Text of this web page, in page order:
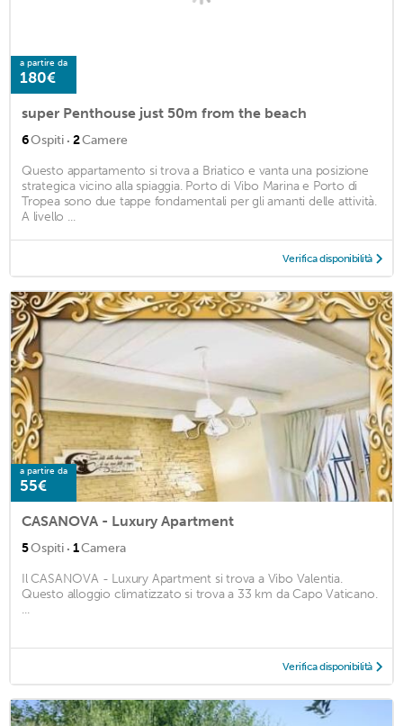
a partire da
180€
super Penthouse just 50m from the beach
6Ospiti · 2Camere
Questo appartamento si trova a Briatico e vanta una posizione
strategica vicino alla spiaggia. Porto di Vibo Marina e Porto di
Tropea sono due tappe fondamentali per gli amanti delle attività.
A livello ...
Verifica disponibilità
a partire da
55€
CASANOVA - Luxury Apartment
5Ospiti · 1Camera
Il CASANOVA - Luxury Apartment si trova a Vibo Valentia.
Questo alloggio climatizzato si trova a 33 km da Capo Vaticano.
...
Verifica disponibilità